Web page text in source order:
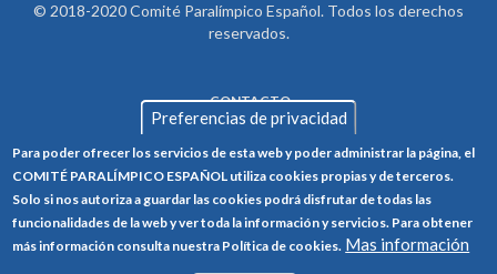
© 2018-2020 Comité Paralímpico Español. Todos los derechos
reservados.
FOOTER
CONTACTO
POLÍTICA DE PRIVACIDAD
POLÍTICA DE COOKIES
CANAL ÉTICO
Preferencias de privacidad
Para poder ofrecer los servicios de esta web y poder administrar la página, el
COMITÉ PARALÍMPICO ESPAÑOL utiliza cookies propias y de terceros.
Solo si nos autoriza a guardar las cookies podrá disfrutar de todas las
funcionalidades de la web y ver toda la información y servicios. Para obtener
más información consulta nuestra Política de cookies. Mas información